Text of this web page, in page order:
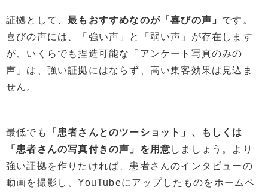
証拠として、最もおすすめなのが「喜びの声」 です。
喜びの声には、「強い声」と「弱い声」が存在します
が、いくらでも捏造可能な「アンケート写真のみの
声」は、強い証拠にはならず、高い集客効果は見込ま
せん。
最低でも
「患者さんとのツーショット」、もしくは
「患者さんの写真付きの声」を用意 しましょう。より
強い証拠を作りたければ、患者さんのインタビューの
動画を撮影し、YouTubeにアップしたものをホームペ